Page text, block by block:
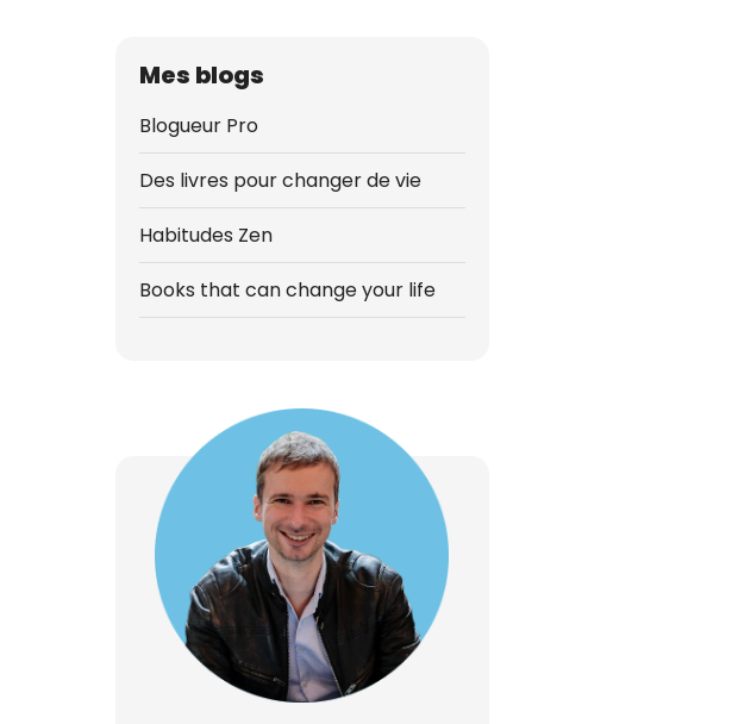
Mes blogs
Blogueur Pro
Des livres pour changer de vie
Habitudes Zen
Books that can change your life